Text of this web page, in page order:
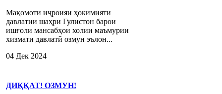
Мақомоти иҷроияи ҳокимияти
давлатии шаҳри Гулистон барои
ишғоли мансабҳои холии маъмурии
хизмати давлатӣ озмун эълон...
04 Дек 2024
ДИҚҚАТ! ОЗМУН!